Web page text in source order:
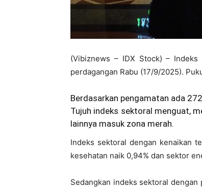
(Vibiznews – IDX Stock) – Indeks
perdagangan Rabu (17/9/2025).
Berdasarkan pengamatan ada
Tujuh indeks sektoral menguat,
lainnya masuk zona merah.
Indeks sektoral dengan kenaikan
kesehatan naik 0,94% dan sektor
Sedangkan indeks sektoral